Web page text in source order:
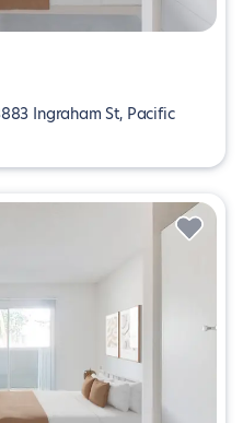
Ingraham St, Pacific